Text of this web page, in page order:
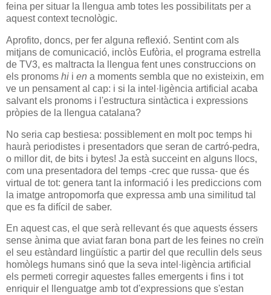
feina per situar la llengua amb totes les possibilitats per a
aquest context tecnològic.
Aprofito, doncs, per fer alguna reflexió. Sentint com als
mitjans de comunicació, inclòs Eufòria, el programa estrella
de TV3, es maltracta la llengua fent unes construccions on
els pronoms hi i en a moments sembla que no existeixin, em
ve un pensament al cap: i si la intel·ligència artificial acaba
salvant els pronoms i l'estructura sintàctica i expressions
pròpies de la llengua catalana?
No seria cap bestiesa: possiblement en molt poc temps hi
haurà periodistes i presentadors que seran de cartró-pedra,
o millor dit, de bits i bytes! Ja està succeint en alguns llocs,
com una presentadora del temps -crec que russa- que és
virtual de tot: genera tant la informació i les prediccions com
la imatge antropomorfa que expressa amb una similitud tal
que es fa difícil de saber.
En aquest cas, el que serà rellevant és que aquests éssers
sense ànima que aviat faran bona part de les feines no creïn
el seu estàndard lingüístic a partir del que recullin dels seus
homòlegs humans sinó que la seva intel·ligència artificial
els permeti corregir aquestes falles emergents i fins i tot
enriquir el llenguatge amb tot d'expressions que s'estan